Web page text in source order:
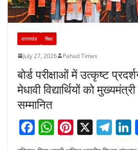
उत्तराखंड शिक्षा
July 27, 2026 Pahad Times
बोर्ड परीक्षाओं में उत्कृष्ट
मेधावी विद्यार्थियों को
सम्मानित
F
a
W
h
Pi
nt
X T
el